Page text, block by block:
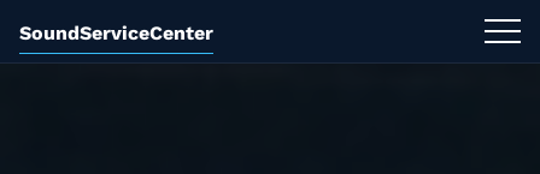
SoundServiceCenter